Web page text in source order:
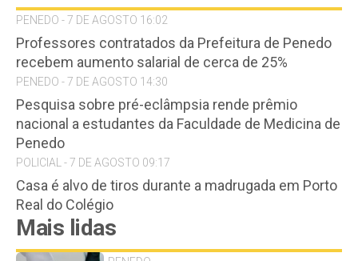
PENEDO - 7 DE AGOSTO 16:02
Professores contratados da Prefeitura de Penedo
recebem aumento salarial de cerca de 25%
PENEDO - 7 DE AGOSTO 14:30
Pesquisa sobre pré-eclâmpsia rende prêmio
nacional a estudantes da Faculdade de Medicina de
Penedo
POLICIAL - 7 DE AGOSTO 09:17
Casa é alvo de tiros durante a madrugada em Porto
Real do Colégio
Mais lidas